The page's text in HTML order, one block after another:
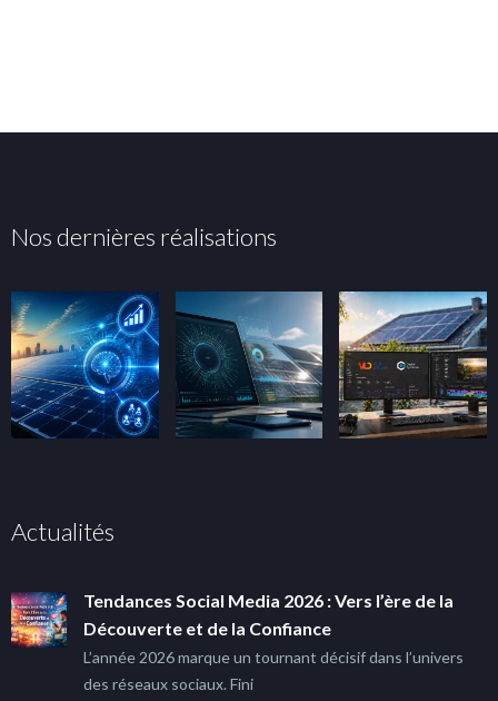
Nos dernières réalisations
Actualités
Tendances Social Media 2026 : Vers l’ère de la
Découverte et de la Confiance
L’année 2026 marque un tournant décisif dans l’univers
des réseaux sociaux. Fini